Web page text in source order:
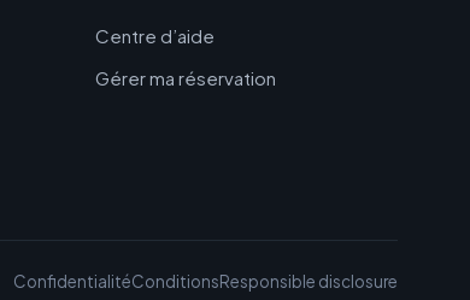
Centre d’aide
Gérer ma réservation
ConfidentialitéConditionsResponsible disclosure